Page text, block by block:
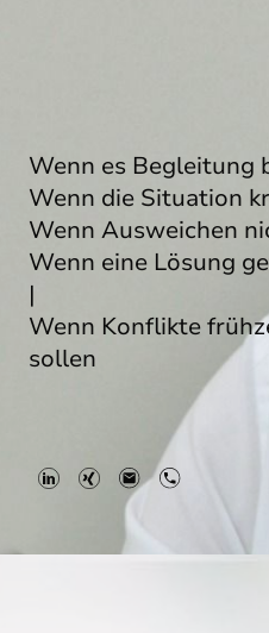
Wenn es Begleitung
Wenn die Situation
Wenn Ausweichen
Wenn eine Lösung
|
Wenn Konflikte
sollen